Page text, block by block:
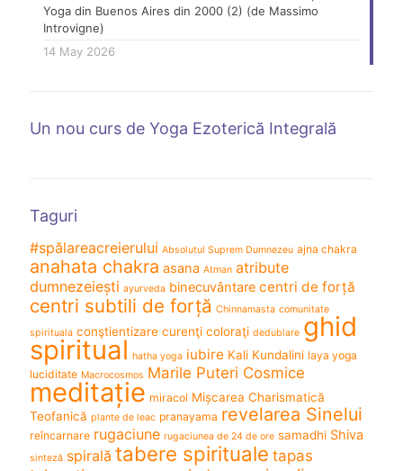
Yoga din Buenos Aires din 2000 (2) (de Massimo
Introvigne)
14 May 2026
Un nou curs de Yoga Ezoterică Integrală
Taguri
#spălareacreierului Absolutul Suprem Dumnezeu ajna chakra
anahata chakra asana Atman atribute
dumnezeiești ayurveda binecuvântare centri de forță
centri subtili de forță Chinnamasta comunitate
spirituala conştientizare curenţi coloraţi dedublare ghid
spiritual hatha yoga iubire Kali Kundalini laya yoga
luciditate Macrocosmos Marile Puteri Cosmice
meditație miracol Mișcarea Charismatică
Teofanică plante de leac pranayama revelarea Sinelui
reîncarnare rugaciune rugaciunea de 24 de ore samadhi Shiva
sinteză spirală tabere spirituale tapas